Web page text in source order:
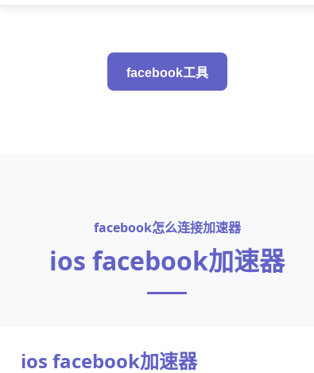
facebook工具
facebook怎么连接加速器
ios facebook加速器
ios facebook加速器